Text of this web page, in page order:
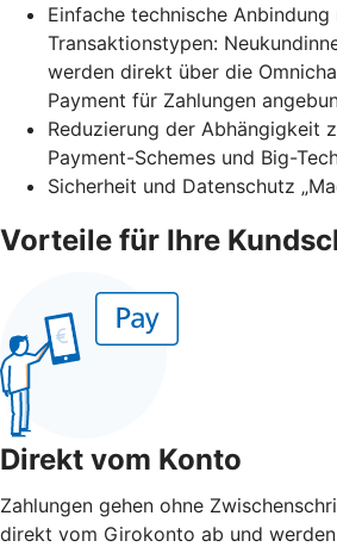
Einfache technische
Transaktionstypen:
werden direkt über die
Payment für Zahlungen
Reduzierung der Abhängigkeit
Payment-Schemes und Big-
Sicherheit und Datenschutz
Vorteile für Ihre
Direkt vom Konto
Zahlungen gehen ohne
direkt vom Girokonto ab und